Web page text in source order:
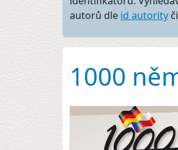
autorů dle id autority
1000